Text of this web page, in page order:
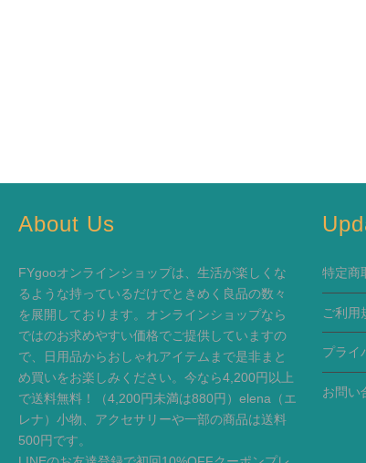
About Us
FYgooオンラインショップは、生活が楽しくな
るような持っているだけでときめく良品の数々
を展開しております。オンラインショップなら
ではのお求めやすい価格でご提供していますの
で、日用品からおしゃれアイテムまで是非まと
め買いをお楽しみください。今なら4,200円以上
で送料無料！（4,200円未満は880円）elena（エ
レナ）小物、アクセサリーや一部の商品は送料
500円です。
特定商
ご利用
プライ
お問い